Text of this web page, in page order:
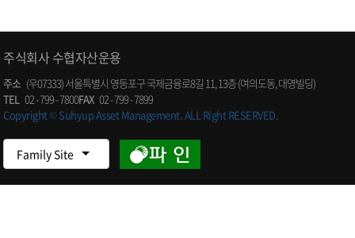
주식회사 수협자산운용
주소 (우07333) 서울특별시 영등포구 국제금융로8길 11, 13층 (여의도동, 대영빌딩)
TEL 02 - 799 - 7800FAX 02 - 799 - 7899
Copyright © Suhyup Asset Management. ALL Right RESERVED.
Family Site